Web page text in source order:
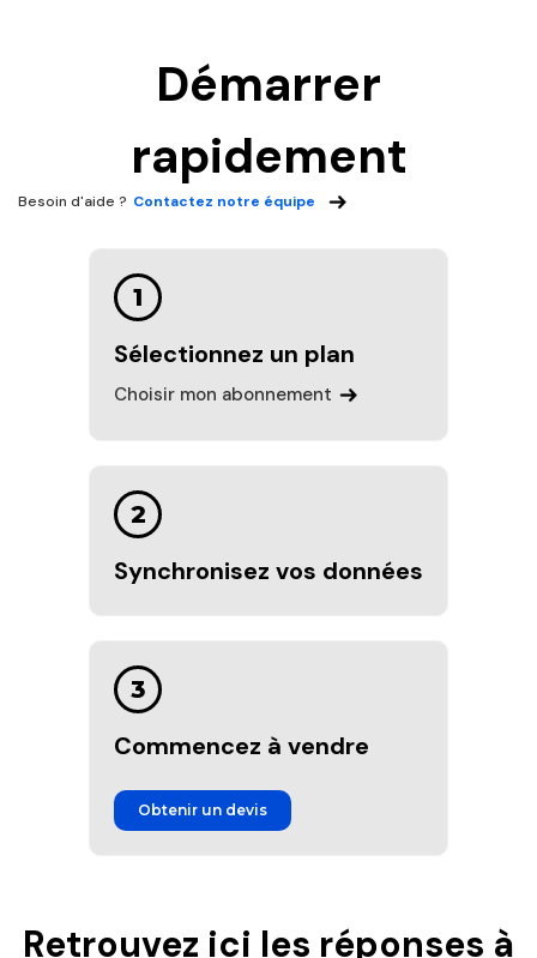
Démarrer
rapidement
Besoin d'aide ? Contactez notre équipe
1
Sélectionnez un plan
Choisir mon abonnement
2
Synchronisez vos données
3
Commencez à vendre
Obtenir un devis
Retrouvez ici les réponses à